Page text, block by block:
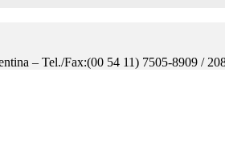
– Tel./Fax:(00 54 11) 7505-8909 /